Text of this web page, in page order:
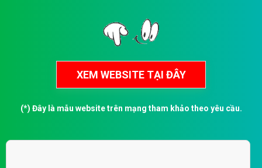
(*) Đây là mẫu website trên mạng tham khảo theo yêu cầu.